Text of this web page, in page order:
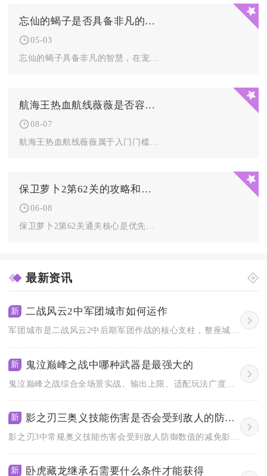
忘仙的蝎子是否具备非凡的智慧
05-03
航海王热血航线薇薇是否容易上手操作
08-07
保卫萝卜2第62关的攻略和技巧有哪些
06-08
最新资讯
新 二战风云2中军团城市如何运作
军团城市是二战风云2中后期军团作战的核心支柱，整座城池归属军...
新 鬼泣巅峰之战中哪种武器是最强大的
新 影之刃三奥义技能伤害是否会受到敌人的防御影响
新 卧虎藏龙继承石需要什么条件才能获得